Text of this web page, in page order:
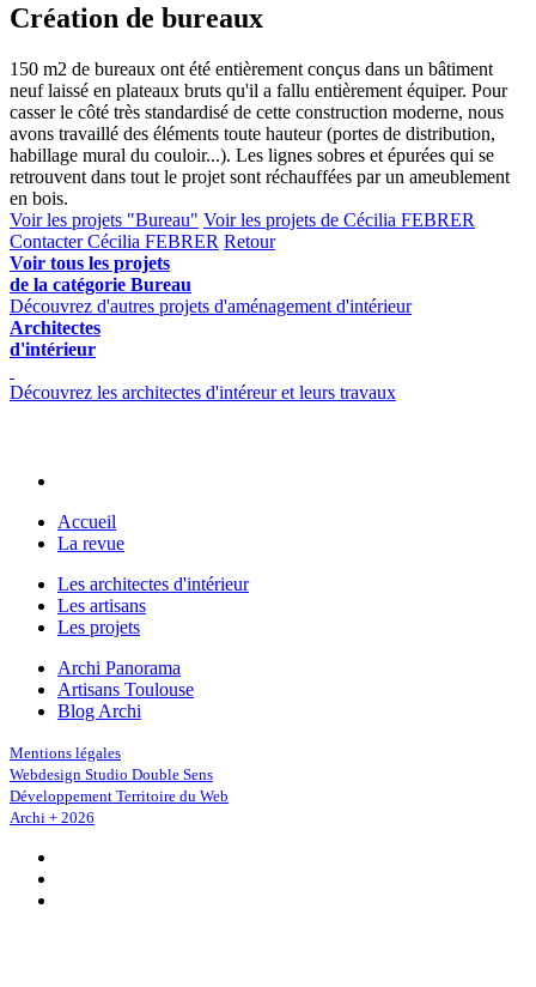
Création de bureaux
150 m2 de bureaux ont été entièrement conçus dans un bâtiment
neuf laissé en plateaux bruts qu'il a fallu entièrement équiper. Pour
casser le côté très standardisé de cette construction moderne, nous
avons travaillé des éléments toute hauteur (portes de distribution,
habillage mural du couloir...). Les lignes sobres et épurées qui se
retrouvent dans tout le projet sont réchauffées par un ameublement
en bois.
Voir les projets "Bureau" Voir les projets de Cécilia FEBRER
Contacter Cécilia FEBRER Retour
Voir tous les projets
de la catégorie Bureau
Découvrez d'autres projets d'aménagement d'intérieur
Architectes
d'intérieur
Découvrez les architectes d'intéreur et leurs travaux
Accueil
La revue
Les architectes d'intérieur
Les artisans
Les projets
Archi Panorama
Artisans Toulouse
Blog Archi
Mentions légales
Webdesign Studio Double Sens
Développement Territoire du Web
Archi + 2026